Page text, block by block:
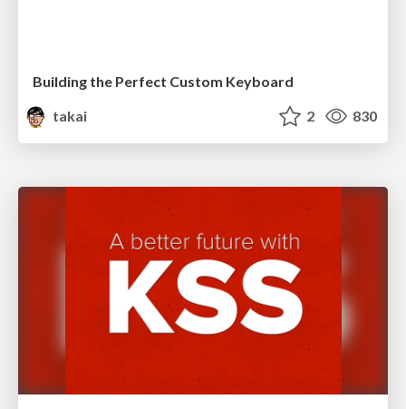
Building the Perfect Custom Keyboard
takai
2 830